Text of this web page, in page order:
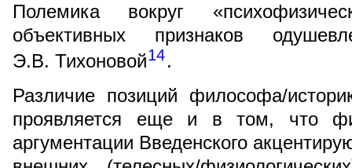
Полемика вокруг
объективных признаков
Э.В. Тихоновой14.
Различие позиций философа/
проявляется еще и в том, что
аргументации Введенского